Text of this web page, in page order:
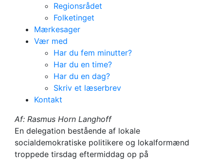
Regionsrådet
Folketinget
Mærkesager
Vær med
Har du fem minutter?
Har du en time?
Har du en dag?
Skriv et læserbrev
Kontakt
Pressemeddelelse
Christiansborgmøde
om
Kalundborgmotorvej
Af: Rasmus Horn Langhoff
En delegation bestående af lokale
socialdemokratiske politikere og lokalformænd
troppede tirsdag eftermiddag op på